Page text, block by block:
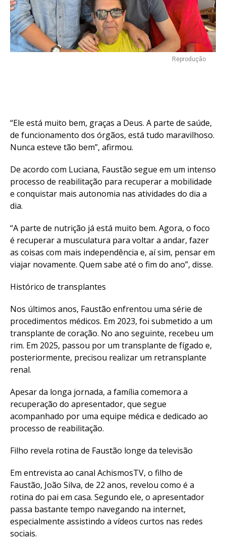
Reprodução
“Ele está muito bem, graças a Deus. A parte de saúde,
de funcionamento dos órgãos, está tudo maravilhoso.
Nunca esteve tão bem”, afirmou.
De acordo com Luciana, Faustão segue em um intenso
processo de reabilitação para recuperar a mobilidade
e conquistar mais autonomia nas atividades do dia a
dia.
“A parte de nutrição já está muito bem. Agora, o foco
é recuperar a musculatura para voltar a andar, fazer
as coisas com mais independência e, aí sim, pensar em
viajar novamente. Quem sabe até o fim do ano”, disse.
Histórico de transplantes
Nos últimos anos, Faustão enfrentou uma série de
procedimentos médicos. Em 2023, foi submetido a um
transplante de coração. No ano seguinte, recebeu um
rim. Em 2025, passou por um transplante de fígado e,
posteriormente, precisou realizar um retransplante
renal.
Apesar da longa jornada, a família comemora a
recuperação do apresentador, que segue
acompanhado por uma equipe médica e dedicado ao
processo de reabilitação.
Filho revela rotina de Faustão longe da televisão
Em entrevista ao canal AchismosTV, o filho de
Faustão, João Silva, de 22 anos, revelou como é a
rotina do pai em casa. Segundo ele, o apresentador
passa bastante tempo navegando na internet,
especialmente assistindo a vídeos curtos nas redes
sociais.